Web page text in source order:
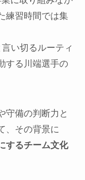
練習時間では集
い切るルーティ
する川端選手の
守備の判断力と
、その背景に
するチーム文化